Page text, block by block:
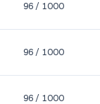
96 / 1000
96 / 1000
96 / 1000